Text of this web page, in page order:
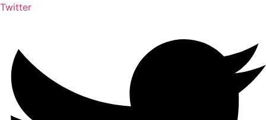
Twitter